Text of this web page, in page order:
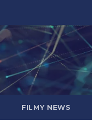
FILMY NEWS